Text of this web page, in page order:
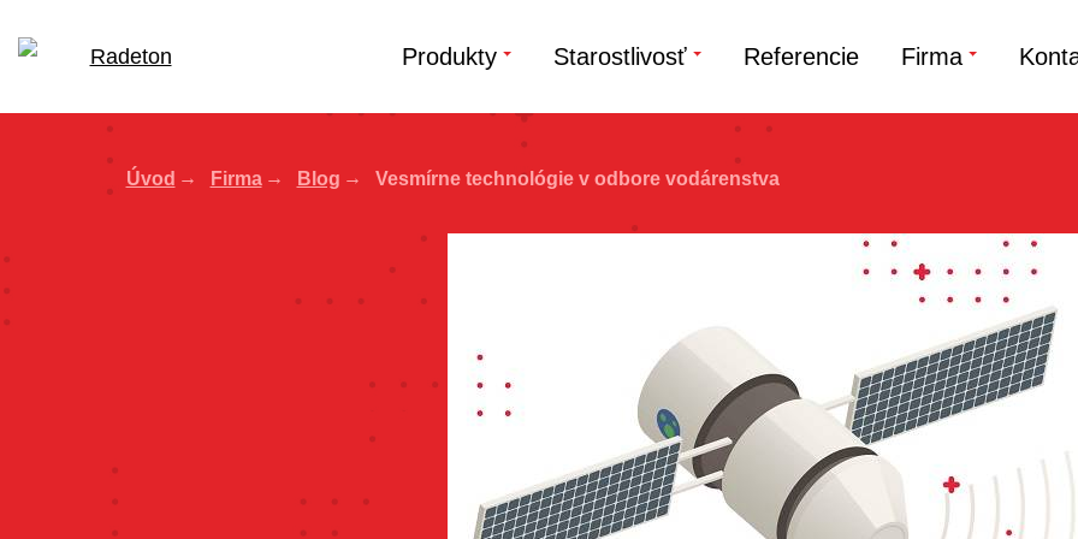
Produkty Starostlivosť Referencie Firma
Úvod Firma Blog Vesmírne technológie v odbore vodárenstva